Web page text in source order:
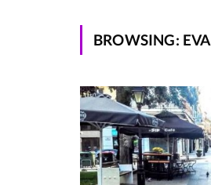
BROWSING: EVA